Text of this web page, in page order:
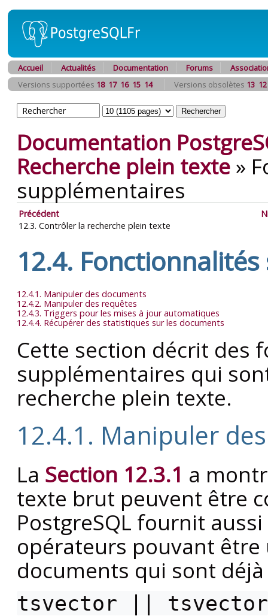
Accueil Actualités Documentation Forums
Versions supportées 18 17 16 15 14 Versions obsolètes 13 12
Documentation
Recherche plein texte »
supplémentaires
Précédent
12.3. Contrôler la recherche plein texte
12.4.
12.4.1. Manipuler des documents
12.4.2. Manipuler des requêtes
12.4.3. Triggers pour les mises à jour automatiques
12.4.4. Récupérer des statistiques sur les documents
Cette section décrit des
supplémentaires qui
recherche plein texte.
12.4.1. Manipuler
La Section 12.3.1 a
texte brut peuvent être
PostgreSQL fournit
opérateurs pouvant
documents qui sont
tsvector || tsvector